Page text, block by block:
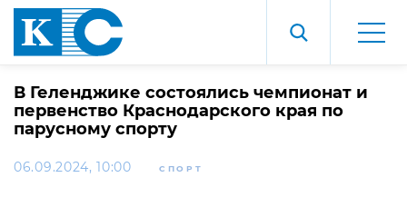
В Геленджике состоялись чемпионат и
первенство Краснодарского края по
парусному спорту
06.09.2024, 10:00 СПОРТ